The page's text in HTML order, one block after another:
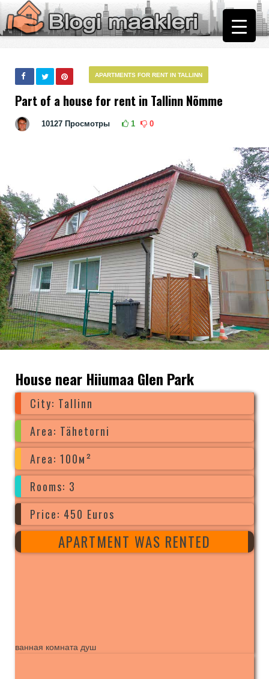
АPARTMENTS FOR RENT IN TALLINN
Part of a house for rent in Tallinn Nõmme
10127 Просмотры 1 0
House near Hiiumaa Glen Park
City: Tallinn
Area: Tähetorni
Area: 100м²
Rooms: 3
Price: 450 Euros
APARTMENT WAS RENTED
ванная комната душ